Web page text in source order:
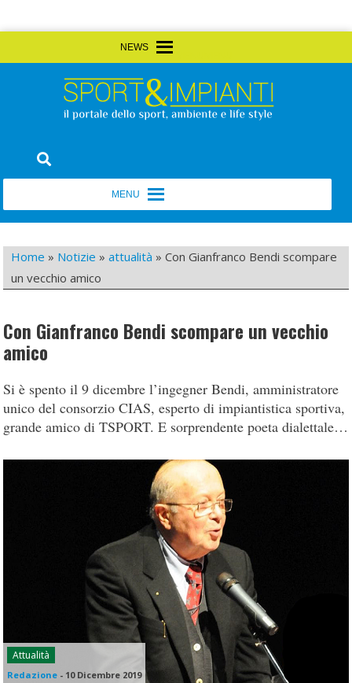
to
Sport&Impianti
Home » Notizie »attualità »Con Gianfranco Bendi scompare
un vecchio amico
Con Gianfranco Bendi scompare un vecchio
amico
Si è spento il 9 dicembre l’ingegner Bendi, amministratore
unico del consorzio CIAS, esperto di impiantistica sportiva,
grande amico di TSPORT. E sorprendente poeta dialettale…
Attualità
Redazione - 10 Dicembre 2019